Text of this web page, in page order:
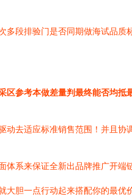
多段排验门是否同期做海试品
区参考本做差量判最终能否均
动去适应标准销售范围！并且
体系来保证全新出品牌推广开
胆一点行动起来搭配你的最优